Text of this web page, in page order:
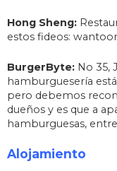
Hong Sheng:
estos fideos:
BurgerByte: No 35,
hamburguesería está
pero debemos
dueños y es que a
hamburguesas,
Alojamiento